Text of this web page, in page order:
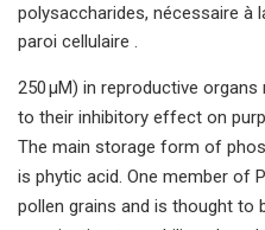
polysaccharides, nécessaire à
paroi cellulaire .
250 µM) in reproductive
to their inhibitory effect on
The main storage form of
is phytic acid. One member of
pollen grains and is thought to